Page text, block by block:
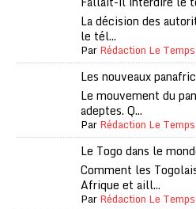
La décision des
le tél...
ParRédaction Le Temps
Les nouveaux
Le mouvement du
adeptes. Q...
ParRédaction Le Temps
Le Togo dans le
Comment les
Afrique et aill...
ParRédaction Le Temps